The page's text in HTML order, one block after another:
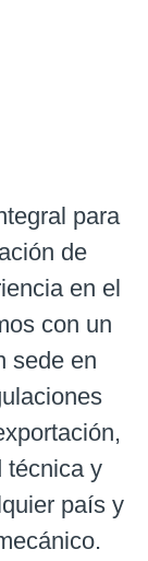
para
de
en el
con un
sede en
técnica y
país y